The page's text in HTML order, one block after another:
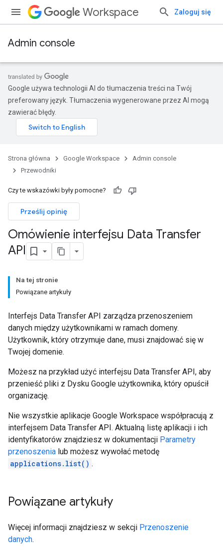
Workspace Zaloguj się
Admin console
Google używa technologii AI do tłumaczenia treści na Twój
preferowany język. Tłumaczenia wygenerowane przez AI mogą
zawierać błędy.
Strona główna Google Workspace
Admin console
Przewodniki
Czy te wskazówki były pomocne?
Prześlij opinię
Omówienie interfejsu Data Transfer
API
Na tej stronie
Powiązane artykuły
Interfejs Data Transfer API zarządza przenoszeniem
danych między użytkownikami w ramach domeny.
Użytkownik, który otrzymuje dane, musi znajdować się w
Twojej domenie.
Możesz na przykład użyć interfejsu Data Transfer API, aby
przenieść pliki z Dysku Google użytkownika, który opuścił
organizację.
Nie wszystkie aplikacje Google Workspace współpracują z
interfejsem Data Transfer API. Aktualną listę aplikacji i ich
identyfikatorów znajdziesz w dokumentacji Parametry
przenoszenia lub możesz wywołać metodę
applications.list() .
Powiązane artykuły
Więcej informacji znajdziesz w sekcji Przenoszenie
danych.